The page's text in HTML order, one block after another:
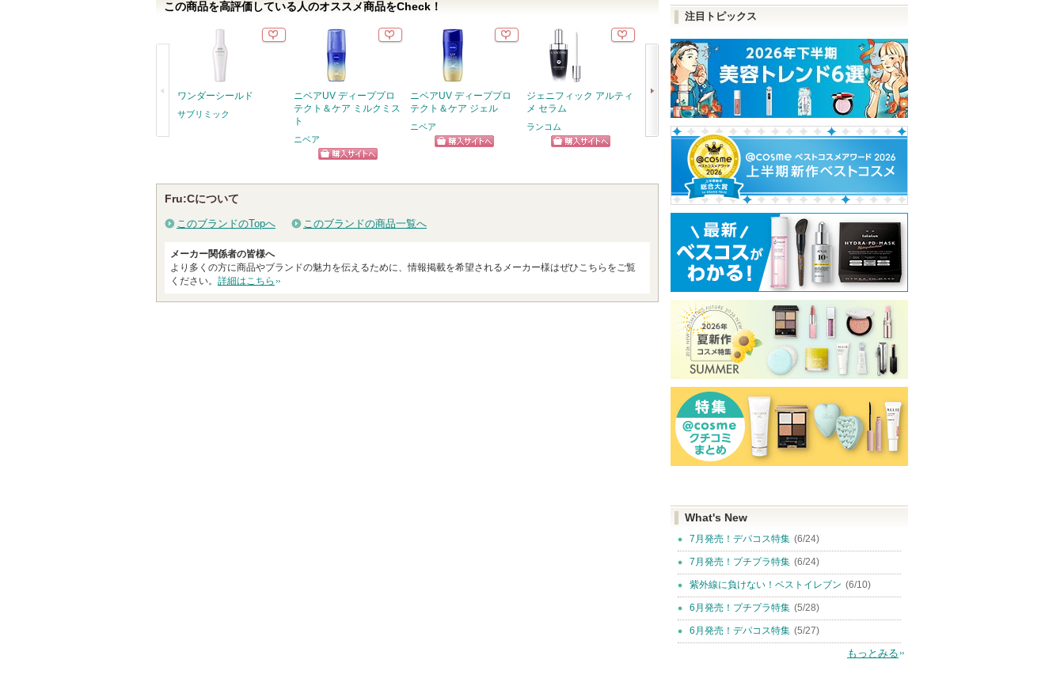
この商品を高評価している人のオススメ商品をCheck！
ワンダーシールド
サブリミック
ニベアUV ディーププロ
テクト＆ケア ミルクミス
ト
ニベア
ニベアUV ディーププロ
テクト＆ケア ジェル
ニベア
ジェニフィック アルティ
メ セラム
ランコム
フルーティーグラムティ
ショッピン
グサイトへ
タカミスキンピール
タカミ
タカミからのお
知らせがありま
グサイトへ
スキンクリア クレンズ
オイル アロマタイプ リ
フレシングシトラスの香
り
アテニア
グサイトへ
Fru:Cについて
このブランドのTopへ このブランドの商品一覧へ
メーカー関係者の皆様へ
より多くの方に商品やブランドの魅力を伝えるために、情報掲載を希望されるメーカー様はぜひこちらをご覧
ください。 詳細はこちら
注目トピックス
What's New
7月発売！デパコス特集 (6/24)
7月発売！プチプラ特集 (6/24)
紫外線に負けない！ベストイレブン (6/10)
6月発売！プチプラ特集 (5/28)
6月発売！デパコス特集 (5/27)
もっとみる